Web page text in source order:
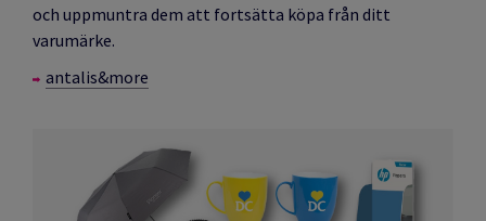
och uppmuntra dem att fortsätta köpa från ditt
varumärke.
antalis&more